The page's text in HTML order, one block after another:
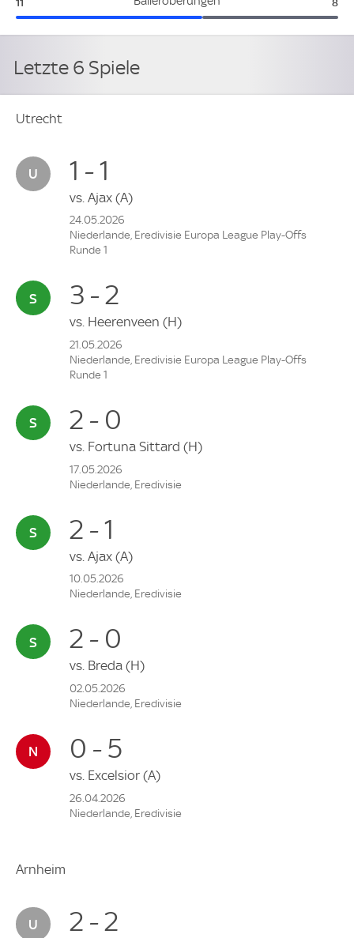
Letzte 6 Spiele
Utrecht
1 - 1
vs. Ajax (A)
24.05.2026
Niederlande, Eredivisie Europa League Play-Offs
Runde 1
3 - 2
vs. Heerenveen (H)
21.05.2026
Niederlande, Eredivisie Europa League Play-Offs
Runde 1
2 - 0
vs. Fortuna Sittard (H)
17.05.2026
Niederlande, Eredivisie
2 - 1
vs. Ajax (A)
10.05.2026
Niederlande, Eredivisie
2 - 0
vs. Breda (H)
02.05.2026
Niederlande, Eredivisie
0 - 5
vs. Excelsior (A)
26.04.2026
Niederlande, Eredivisie
Arnheim
2 - 2